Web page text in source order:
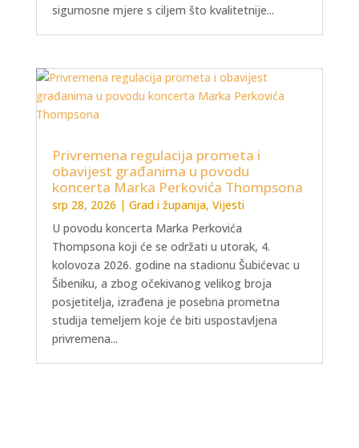
sigurnosne mjere s ciljem što kvalitetnije...
Privremena regulacija prometa i
obavijest građanima u povodu
koncerta Marka Perkovića Thompsona
srp 28, 2026 | Grad i županija, Vijesti
U povodu koncerta Marka Perkovića
Thompsona koji će se održati u utorak, 4.
kolovoza 2026. godine na stadionu Šubićevac u
Šibeniku, a zbog očekivanog velikog broja
posjetitelja, izrađena je posebna prometna
studija temeljem koje će biti uspostavljena
privremena...